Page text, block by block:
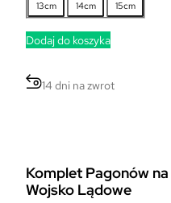
13cm 14cm 15cm
Dodaj do koszyka
14 dni na zwrot
Komplet Pagonów
Wojsko Lądowe